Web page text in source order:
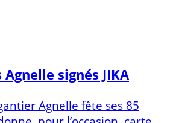
Agnelle signés JIKA
Agnelle fête ses 85